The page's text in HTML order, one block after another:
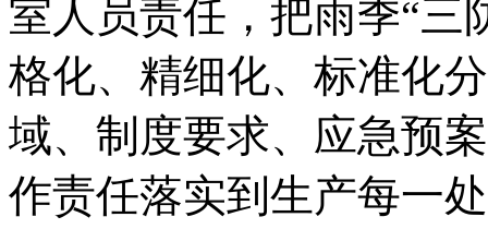
室人员责任，把雨季“三
格化、精细化、标准化
域、制度要求、应急预
作责任落实到生产每一